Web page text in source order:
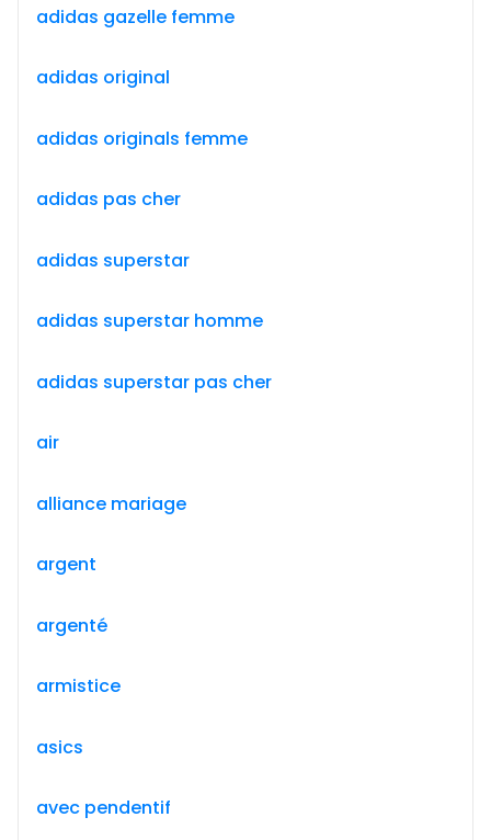
adidas gazelle femme
adidas original
adidas originals femme
adidas pas cher
adidas superstar
adidas superstar homme
adidas superstar pas cher
air
alliance mariage
argent
argenté
armistice
asics
avec pendentif